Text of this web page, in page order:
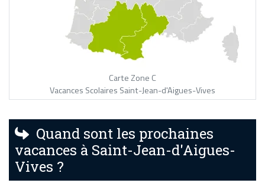
Carte Zone C
Vacances Scolaires Saint-Jean-d'Aigues-Vives
Quand sont les prochaines
vacances à Saint-Jean-d'Aigues-
Vives ?